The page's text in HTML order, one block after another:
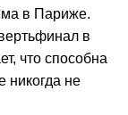
в Париже.
в
что способна
никогда не